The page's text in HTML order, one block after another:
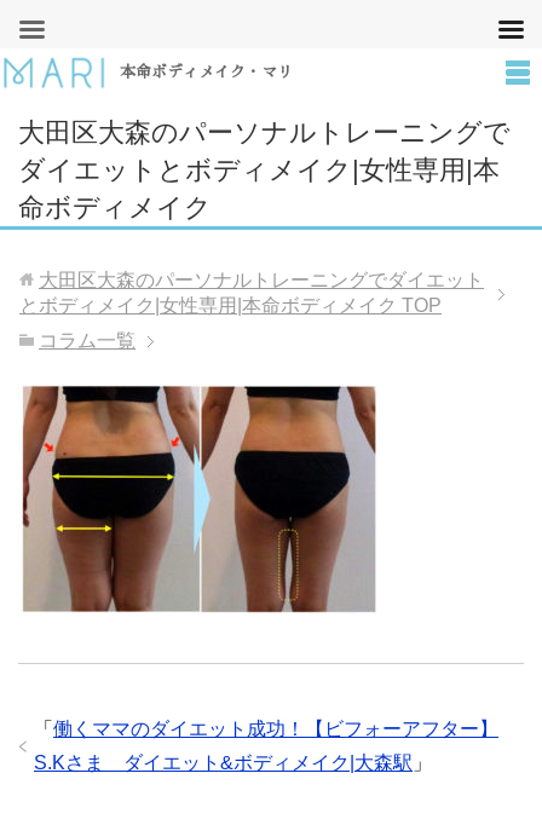
本命ボディメイク・マリ
大田区大森のパーソナルトレーニングで
ダイエットとボディメイク|女性専用|本
命ボディメイク
大田区大森のパーソナルトレーニングでダイエット
とボディメイク|女性専用|本命ボディメイク TOP
コラム一覧
「 働くママのダイエット成功！【ビフォーアフター】
S.Kさま ダイエット&ボディメイク|大森駅 」